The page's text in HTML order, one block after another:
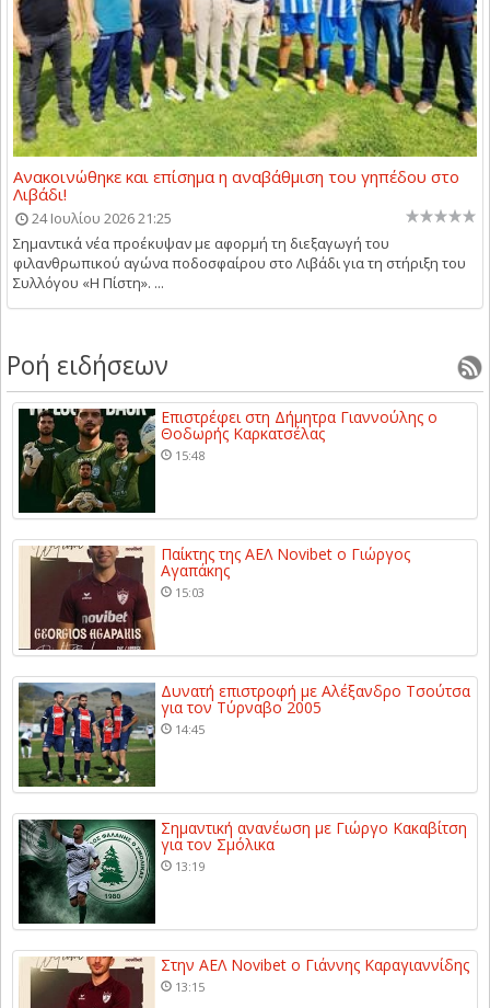
Ανακοινώθηκε και επίσημα η αναβάθμιση του γηπέδου στο
Λιβάδι!
24 Ιουλίου 2026 21:25
Σημαντικά νέα προέκυψαν με αφορμή τη διεξαγωγή του
φιλανθρωπικού αγώνα ποδοσφαίρου στο Λιβάδι για τη στήριξη του
Συλλόγου «Η Πίστη». ...
Ροή ειδήσεων
Επιστρέφει στη Δήμητρα Γιαννούλης ο
Θοδωρής Καρκατσέλας
15:48
Παίκτης της ΑΕΛ Novibet ο Γιώργος
Αγαπάκης
15:03
Δυνατή επιστροφή με Αλέξανδρο Τσούτσα
για τον Τύρναβο 2005
14:45
Σημαντική ανανέωση με Γιώργο Κακαβίτση
για τον Σμόλικα
13:19
Στην ΑΕΛ Novibet ο Γιάννης Καραγιαννίδης
13:15